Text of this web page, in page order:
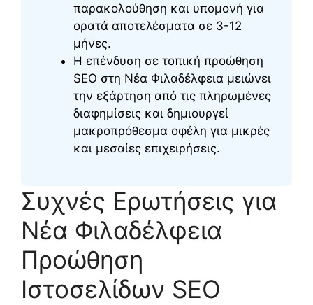
παρακολούθηση και υπομονή για
ορατά αποτελέσματα σε 3-12
μήνες.
Η επένδυση σε τοπική προώθηση
SEO στη Νέα Φιλαδέλφεια μειώνει
την εξάρτηση από τις πληρωμένες
διαφημίσεις και δημιουργεί
μακροπρόθεσμα οφέλη για μικρές
και μεσαίες επιχειρήσεις.
Συχνές Ερωτήσεις για
Νέα Φιλαδέλφεια
Προώθηση
Ιστοσελίδων SEO